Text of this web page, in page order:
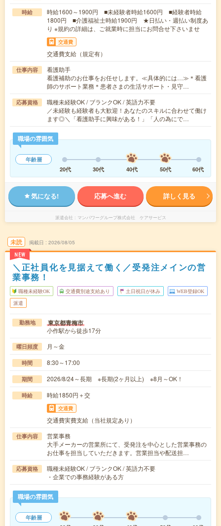
時給
時給1600～1900円 ■未経験者時給1600円 ■経験者時給
1800円 ■介護福祉士時給1900円 ★日払い・週払い制度あ
り ※規約の詳細は、ご就業時に担当にお問合せ下さいませ
交通費
交通費支給（規定有）
仕事内容
看護助手
看護補助のお仕事をお任せします。≪具体的には…≫＊看護
師のサポート業務＊患者さまの生活サポート・見守…
応募資格
職種未経験OK / ブランクOK / 英語力不要
／未経験も経験者も大歓迎！あなたのスキルに合わせて働け
ます◎＼「看護助手に興味がある！」「人の為にで…
職場の雰囲気
年齢層
20代
30代 40代 50代 60代
気になる! 応募へ進む 詳しく見る
派遣会社 マンパワーグループ株式会社 ケアサービス
未読
NEW
掲載日 2026/08/05
＼正社員化を見据えて働く／受発注メインの営
業事務！
職種未経験OK 交通費別途支給あり 土日祝日が休み WEB登録OK
派遣
勤務地 東京都青梅市
小作駅から徒歩17分
曜日頻度 月～金
時間 8:30～17:00
期間 2026/8/24～長期 ※長期(2ヶ月以上) ※8月～OK！
時給 時給1850円＋交
交通費
交通費実費支給（当社規定あり）
仕事内容
営業事務
大手メーカーの営業所にて、受発注を中心とした営業事務の
お仕事を担当していただきます。営業担当や配送担…
応募資格
職種未経験OK / ブランクOK / 英語力不要
・企業での事務経験がある方
職場の雰囲気
年齢層